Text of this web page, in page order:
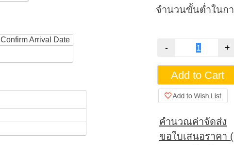
Confirm Arrival Date
จำนวนขั้นต่ำในก
คำนวณค่าจัดส่ง
ขอใบเสนอราคา